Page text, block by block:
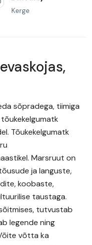
Kerge
sõpradega, tiimiga
Tõukekelgumatk
Marsruut on
ja languste,
koobaste,
taustaga.
tutvustab
legende ning
võtta ka